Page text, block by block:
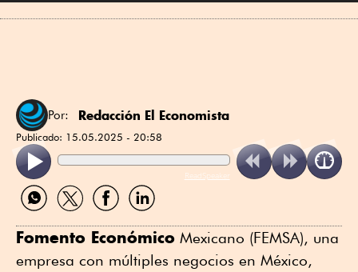
Por: Redacción El Economista
Publicado: 15.05.2025 - 20:58
ReadSpeaker
Compartir
por
Compartir
por
Compartir
por
Compartir
por
Fomento Económico Mexicano (FEMSA), una
empresa con múltiples negocios en México,